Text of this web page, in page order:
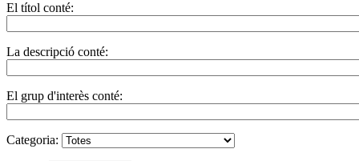
El títol conté:
La descripció conté:
El grup d'interès conté:
Categoria: